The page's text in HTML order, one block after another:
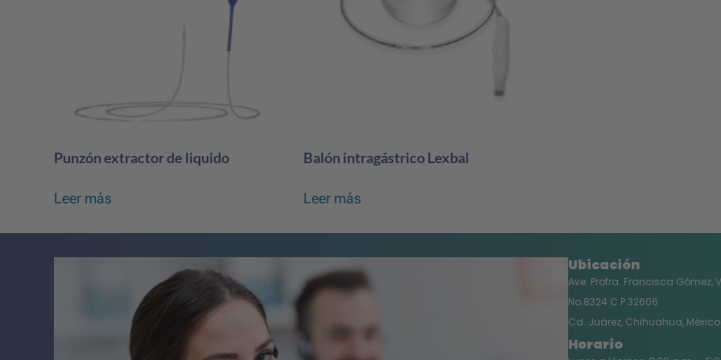
Punzón extractor de liquido
Leer más
Balón intragástrico Lexbal
Leer más
Ubicación
Ave. Profra. Francisca Gómez,
No.8324 C.P 32606
Cd. Juárez, Chihuahua, México
Horario